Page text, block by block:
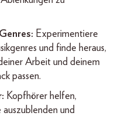
Experimentiere
und finde heraus,
Arbeit und deinem
passen.
Kopfhörer helfen,
und